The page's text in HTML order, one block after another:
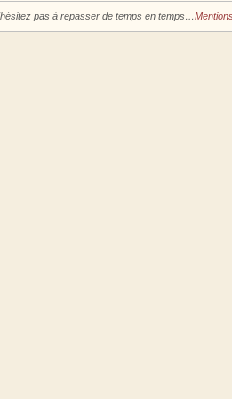
pas à repasser de temps en temps…